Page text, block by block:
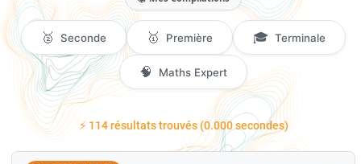
🥈 Seconde 🥇 Première 🎓 Terminale
🧠 Maths Expert
⚡ 114 résultats trouvés (0.000 secondes)